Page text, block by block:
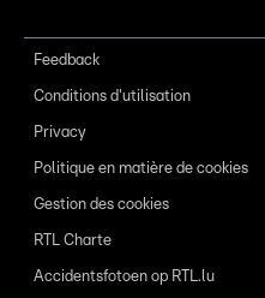
Feedback
Conditions d'utilisation
Privacy
Politique en matière de cookies
Gestion des cookies
RTL Charte
Accidentsfotoen op RTL.lu